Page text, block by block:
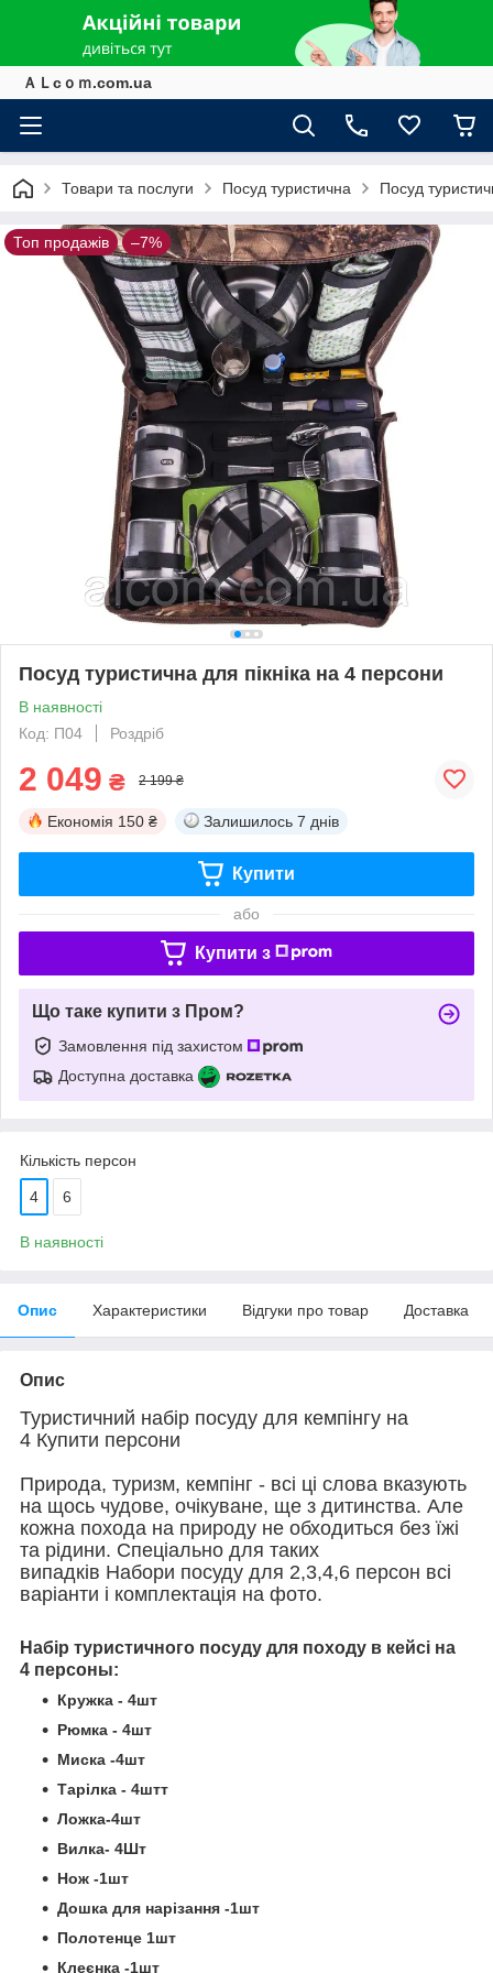
ＡＬcｏｍ.com.ua
Товари та послуги Посуд туристична Посуд
Топ продажів –7%
Посуд туристична для пікніка на 4 персони
В наявності
Код: П04
Роздріб
2 049 ₴ 2 199 ₴
Економія 150 ₴ Залишилось 7 днів
Купити
або
Купити з
Що таке купити з Пром?
Замовлення під захистом
Доступна доставка
Кількість персон
4 6
В наявності
Опис Характеристики Відгуки про товар Доставка
Опис
Туристичний набір посуду для кемпінгу на
4 Купити персони
Природа, туризм, кемпінг - всі ці слова вказують
на щось чудове, очікуване, ще з дитинства. Але
кожна похода на природу не обходиться без їжі
та рідини. Спеціально для таких
випадків Набори посуду для 2,3,4,6 персон всі
варіанти і комплектація на фото.
Набір туристичного посуду для походу в кейсі на
4 персоны:
Кружка - 4шт
Рюмка - 4шт
Миска -4шт
Тарілка - 4штт
Ложка-4шт
Вилка- 4Шт
Нож -1шт
Дошка для нарізання -1шт
Полотенце 1шт
Клеєнка -1шт